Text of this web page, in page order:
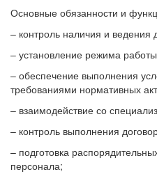
Основные обязанности и
– контроль наличия и ведения
– установление режима
– обеспечение выполнения
требованиями нормативных
– взаимодействие со
– контроль выполнения
– подготовка
персонала;